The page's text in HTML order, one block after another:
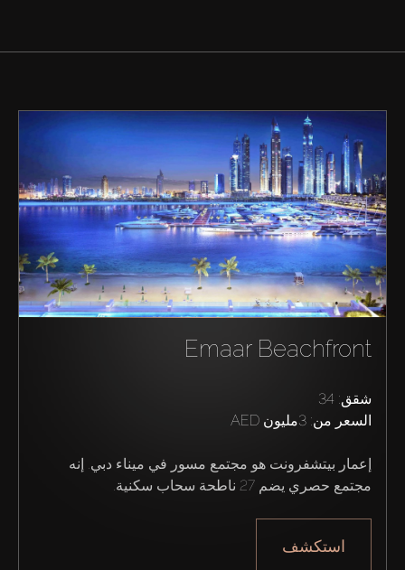
شراء
إيجار
بيع
قيد الإنشاء
Emaar Beachfront
شقق: 34
السعر من: 3مليون AED
مجتمع حصري يضم 27 ناطحة سحاب سكنية.
استكشف